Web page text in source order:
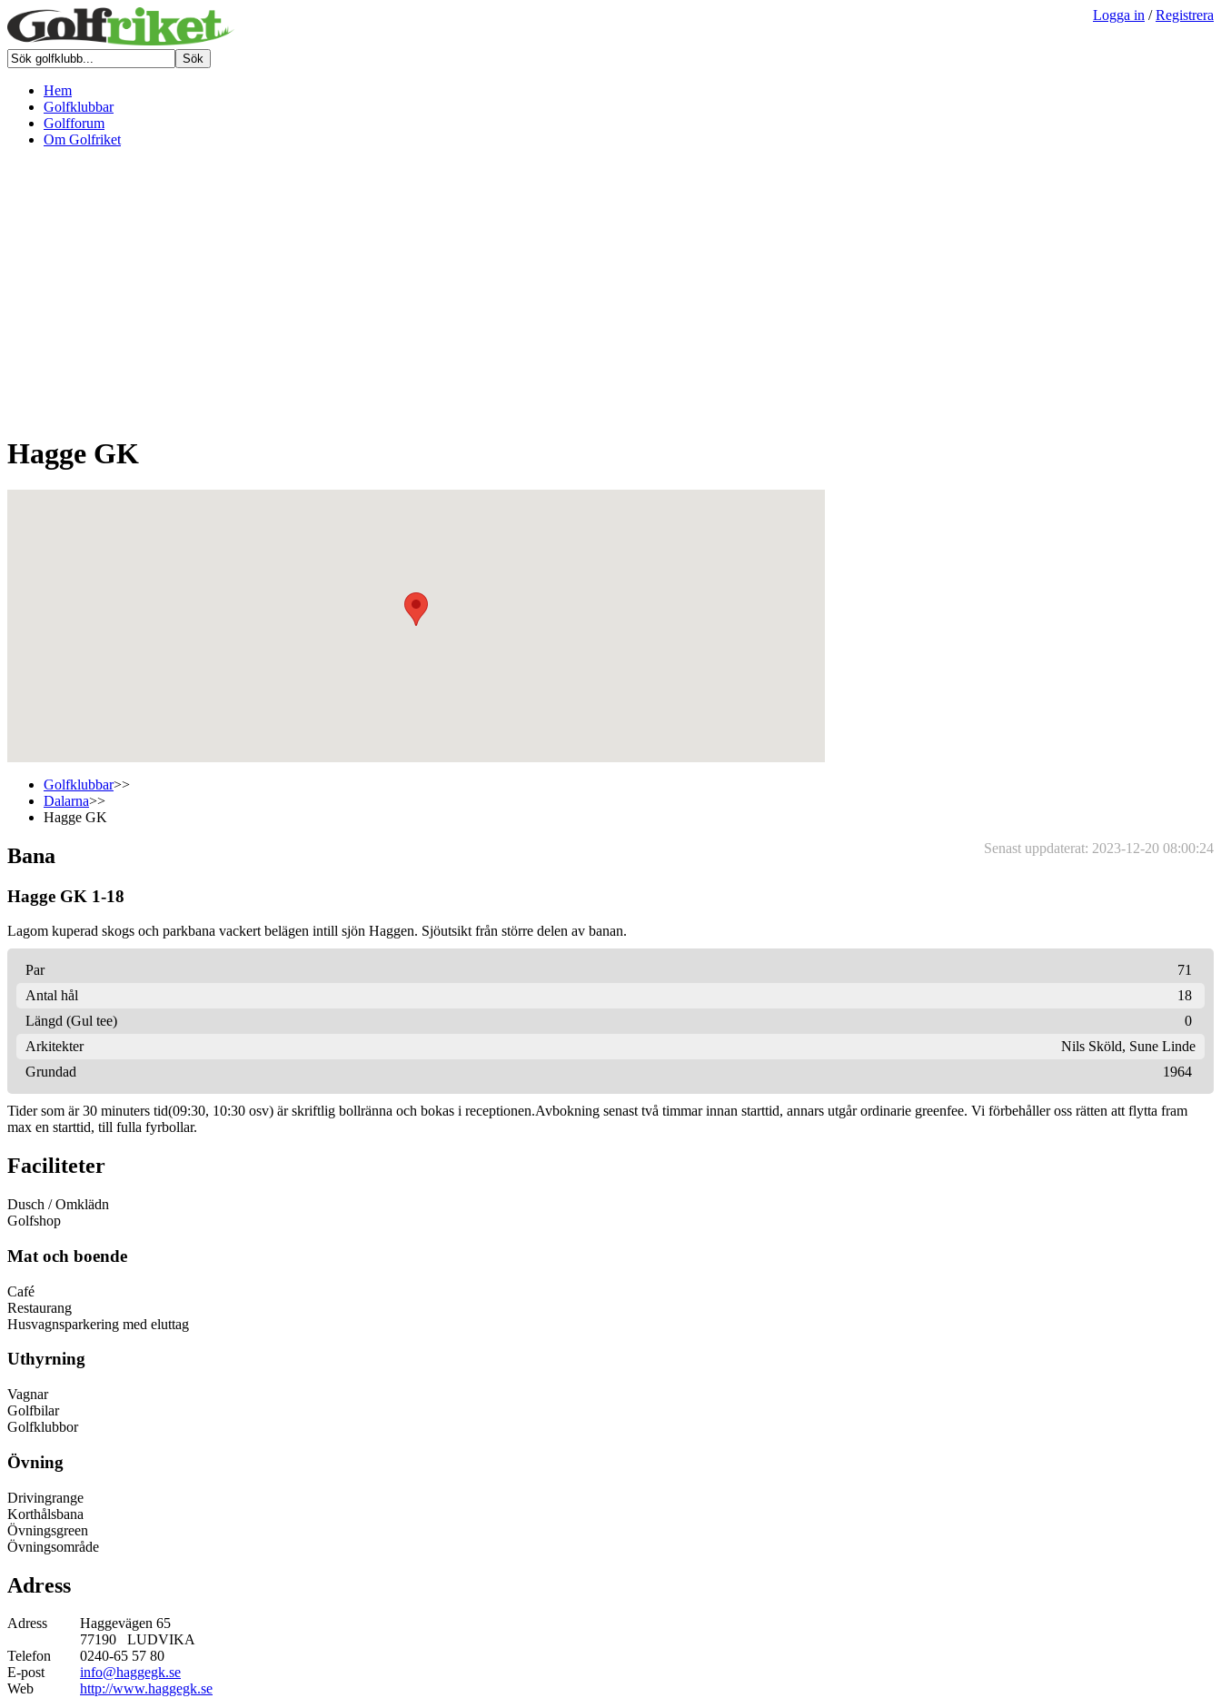
Logga in /Registrera
Hem
Golfklubbar
Golfforum
Om Golfriket
Hagge GK
Golfklubbar>>
Dalarna>>
Hagge GK
Senast uppdaterat: 2023-12-20 08:00:24
Bana
Hagge GK 1-18
Lagom kuperad skogs och parkbana vackert belägen intill sjön Haggen. Sjöutsikt från större delen av banan.
Par
71
Antal hål
18
Längd (Gul tee)
0
Arkitekter
Nils Sköld, Sune Linde
Grundad
1964
Tider som är 30 minuters tid(09:30, 10:30 osv) är skriftlig bollränna och bokas i receptionen.Avbokning senast två timmar innan starttid, annars utgår ordinarie greenfee. Vi förbehåller oss rätten att flytta fram
max en starttid, till fulla fyrbollar.
Faciliteter
Dusch / Omklädn
Golfshop
Mat och boende
Café
Restaurang
Husvagnsparkering med eluttag
Uthyrning
Vagnar
Golfbilar
Golfklubbor
Övning
Drivingrange
Korthålsbana
Övningsgreen
Övningsområde
Adress
Adress
Haggevägen 65
77190 LUDVIKA
Telefon
0240-65 57 80
E-post
info@haggegk.se
Web
http://www.haggegk.se